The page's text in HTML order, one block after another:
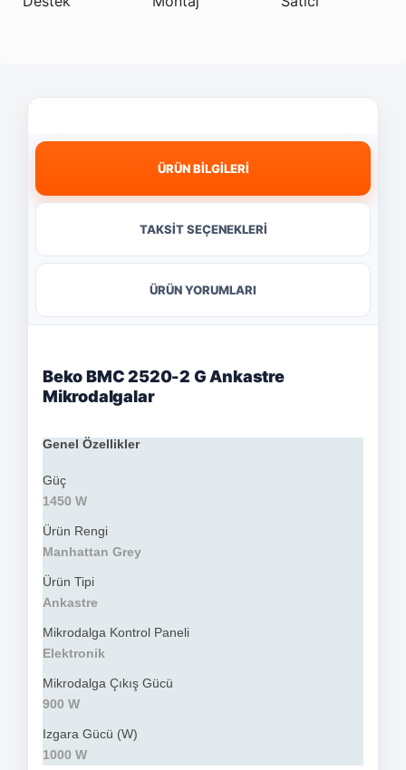
ÜRÜN BİLGİLERİ
TAKSİT SEÇENEKLERİ
ÜRÜN YORUMLARI
Beko BMC 2520-2 G Ankastre
Mikrodalgalar
Genel Özellikler
Güç
1450 W
Ürün Rengi
Manhattan Grey
Ürün Tipi
Ankastre
Mikrodalga Kontrol Paneli
Elektronik
Mikrodalga Çıkış Gücü
900 W
Izgara Gücü (W)
1000 W